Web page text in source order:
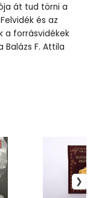
át tud törni a
és az
a forrásvidékek
Balázs F. Attila